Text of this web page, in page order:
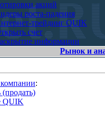
акций
роста-падения
трейдинг QUIK
счет
информации
Рынок и
:
QUIK